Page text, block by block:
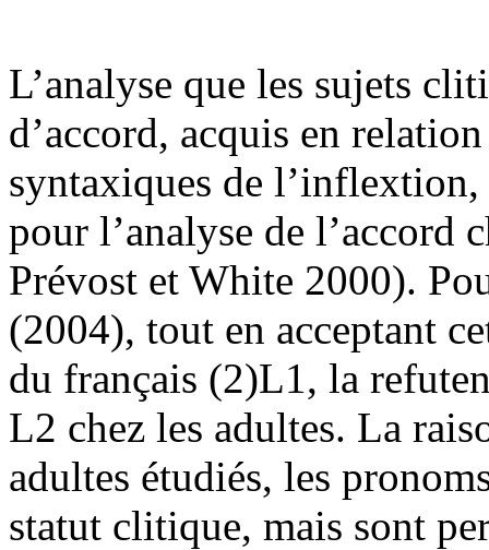
L’analyse que les sujets
d’accord, acquis en
syntaxiques de l’inflextion,
pour l’analyse de l’accord
Prévost et White 2000).
(2004), tout en acceptant
du français (2)L1, la
L2 chez les adultes. La
adultes étudiés, les
statut clitique, mais sont